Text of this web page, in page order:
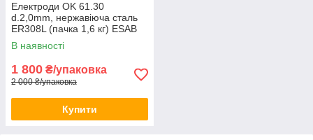
Електроди OK 61.30
d.2,0mm, нержавіюча сталь
ER308L (пачка 1,6 кг) ESAB
(6130202030)
В наявності
1 800 ₴/упаковка
2 000 ₴/упаковка
Купити